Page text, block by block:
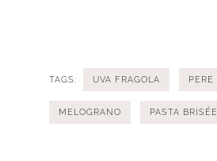
TAGS: UVA FRAGOLA PERE
MELOGRANO PASTA BRISÉE